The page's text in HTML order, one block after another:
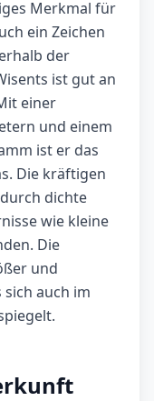
Merkmal für
ein Zeichen
der
ist gut an
einer
und einem
ist er das
Die kräftigen
dichte
wie kleine
Die
und
sich auch im